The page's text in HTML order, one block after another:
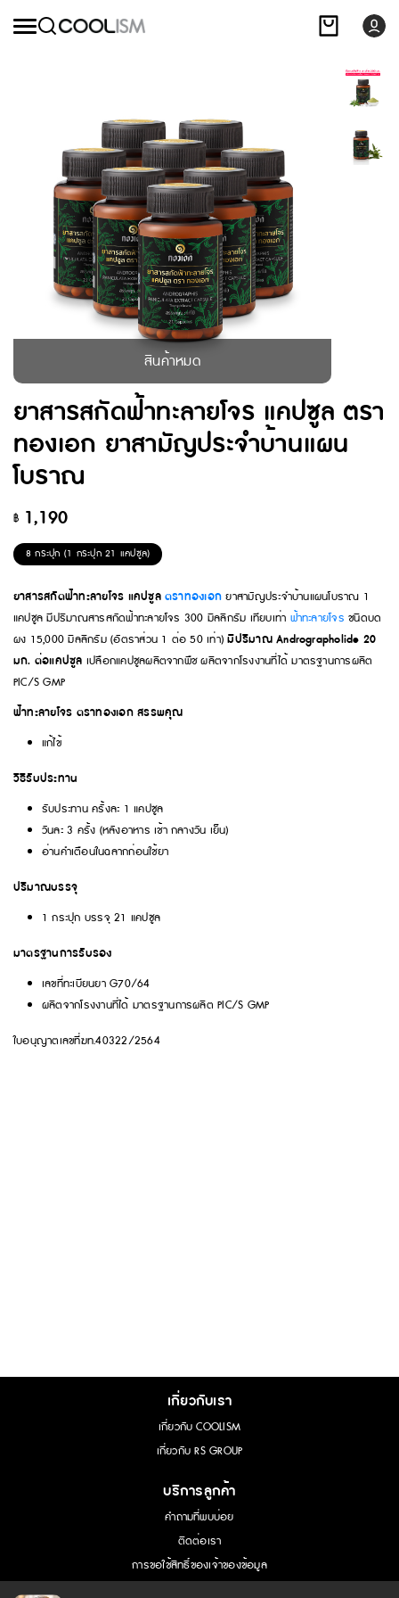
สินค้าหมด
ยาสารสกัดฟ้าทะลายโจร แคปซูล ตรา
ทองเอก ยาสามัญประจำบ้านแผน
โบราณ
฿ 1,190
8 กระปุก (1 กระปุก 21 แคปซูล)
ยาสารสกัดฟ้าทะลายโจร แคปซูลตราทองเอก ยาสามัญประจำบ้านแผนโบราณ 1
แคปซูล มีปริมาณสารสกัดฟ้าทะลายโจร 300 มิลลิกรัม เทียบเท่า ฟ้าทะลายโจร ชนิดบด
ผง 15,000 มิลลิกรัม (อัตราส่วน 1 ต่อ 50 เท่า)มีปริมาณ Andrographolide 20
มก. ต่อแคปซูล เปลือกแคปซูลผลิตจากพืช ผลิตจากโรงงานที่ได้ มาตรฐานการผลิต
PIC/S GMP
ฟ้าทะลายโจร ตราทองเอก สรรพคุณ
แก้ไข้
วิธีรับประทาน
รับประทาน ครั้งละ 1 แคปซูล
วันละ 3 ครั้ง (หลังอาหาร เช้า กลางวัน เย็น)
อ่านคำเตือนในฉลากก่อนใช้ยา
ปริมาณบรรจุ
1 กระปุก บรรจุ 21 แคปซูล
มาตรฐานการรับรอง
เลขที่ทะเบียนยา G70/64
ผลิตจากโรงงานที่ได้ มาตรฐานการผลิต PIC/S GMP
ใบอนุญาตเลขที่ฆท.40322/2564
เกี่ยวกับเรา
เกี่ยวกับ COOLISM
เกี่ยวกับ RS GROUP
บริการลูกค้า
คำถามที่พบบ่อย
ติดต่อเรา
การขอใช้สิทธิ์ของเจ้าของข้อมูล